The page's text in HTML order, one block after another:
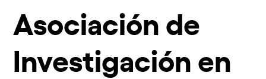
Asociación de
Investigación en